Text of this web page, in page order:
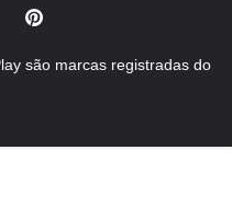
são marcas registradas do